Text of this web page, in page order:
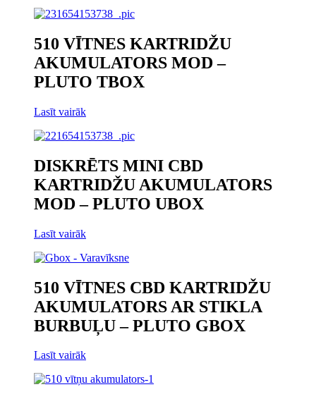
510 VĪTNES KARTRIDŽU
AKUMULATORS MOD –
PLUTO TBOX
Lasīt vairāk
DISKRĒTS MINI CBD
KARTRIDŽU AKUMULATORS
MOD – PLUTO UBOX
Lasīt vairāk
510 VĪTNES CBD KARTRIDŽU
AKUMULATORS AR STIKLA
BURBUĻU – PLUTO GBOX
Lasīt vairāk